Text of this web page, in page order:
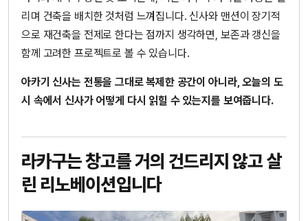
리며 건축을 배치한 것처럼 느껴집니다. 신사와 맨션이 장기적
으로 재건축을 전제로 한다는 점까지 생각하면, 보존과 갱신을
함께 고려한 프로젝트로 볼 수 있습니다.
아카기 신사는 전통을 그대로 복제한 공간이 아니라, 오늘의 도
시 속에서 신사가 어떻게 다시 읽힐 수 있는지를 보여줍니다.
라카구는 창고를 거의 건드리지 않고 살
린 리노베이션입니다